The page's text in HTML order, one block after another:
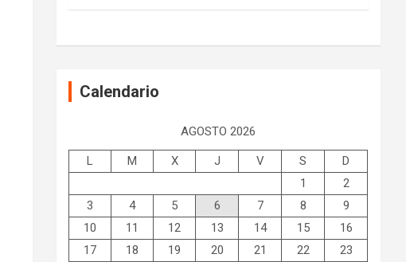
Calendario
AGOSTO 2026
L M X J V S
D
1
2
3
4 5 6 7 8
9
10
11 12 13 14 15
16
17
18 19 20 21 22
23